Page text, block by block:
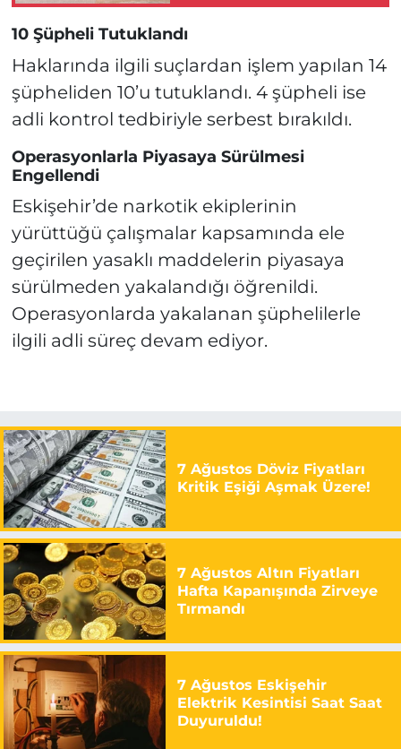
10 Şüpheli Tutuklandı
Haklarında ilgili suçlardan işlem yapılan 14
şüpheliden 10’u tutuklandı. 4 şüpheli ise
adli kontrol tedbiriyle serbest bırakıldı.
Operasyonlarla Piyasaya Sürülmesi
Engellendi
Eskişehir’de narkotik ekiplerinin
yürüttüğü çalışmalar kapsamında ele
geçirilen yasaklı maddelerin piyasaya
sürülmeden yakalandığı öğrenildi.
Operasyonlarda yakalanan şüphelilerle
ilgili adli süreç devam ediyor.
7 Ağustos Döviz Fiyatları
Kritik Eşiği Aşmak Üzere!
7 Ağustos Altın Fiyatları
Hafta Kapanışında Zirveye
Tırmandı
7 Ağustos Eskişehir
Elektrik Kesintisi Saat Saat
Duyuruldu!